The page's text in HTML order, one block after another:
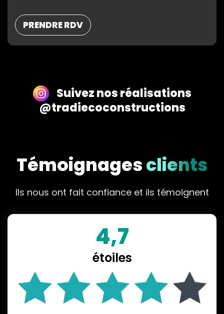
PRENDRE RDV
Suivez nos réalisations
@tradiecoconstructions
Témoignagesclients
Ils nous ont fait confiance et ils témoignent
4,7
étoiles